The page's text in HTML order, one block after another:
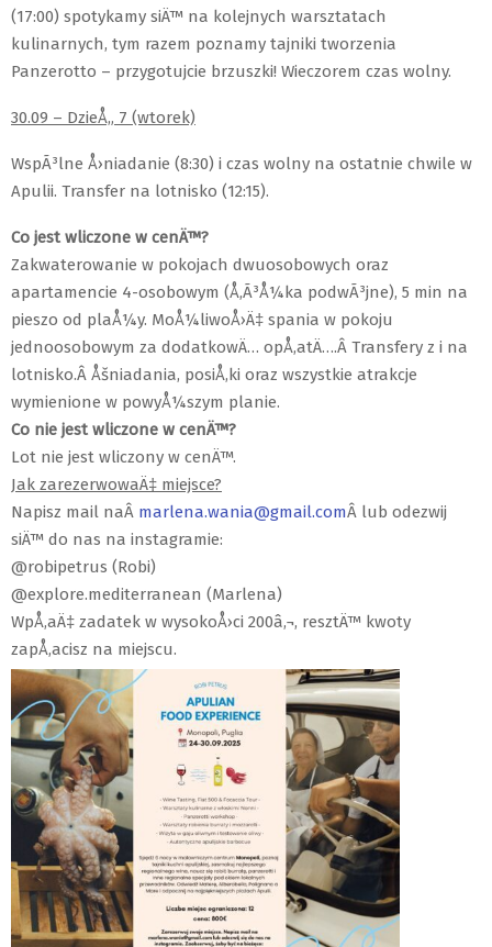
(17:00) spotykamy siÄ™ na kolejnych warsztatach
kulinarnych, tym razem poznamy tajniki tworzenia
Panzerotto – przygotujcie brzuszki! Wieczorem czas wolny.
30.09 – DzieÅ„ 7 (wtorek)
WspÃ³lne Å›niadanie (8:30) i czas wolny na ostatnie chwile w
Apulii. Transfer na lotnisko (12:15).
Co jest wliczone w cenÄ™?
Zakwaterowanie w pokojach dwuosobowych oraz
apartamencie 4-osobowym (Å‚Ã³Å¼ka podwÃ³jne), 5 min na
pieszo od plaÅ¼y. MoÅ¼liwoÅ›Ä‡ spania w pokoju
jednoosobowym za dodatkowÄ… opÅ‚atÄ….Â Transfery z i na
lotnisko.Â Åšniadania, posiÅ‚ki oraz wszystkie atrakcje
wymienione w powyÅ¼szym planie.
Co nie jest wliczone w cenÄ™?
Lot nie jest wliczony w cenÄ™.
Jak zarezerwowaÄ‡ miejsce?
Napisz mail naÂ marlena.wania@gmail.comÂ lub odezwij
siÄ™ do nas na instagramie:
@robipetrus (Robi)
@explore.mediterranean (Marlena)
WpÅ‚aÄ‡ zadatek w wysokoÅ›ci 200â‚¬, resztÄ™ kwoty
zapÅ‚acisz na miejscu.